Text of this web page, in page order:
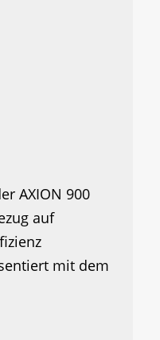
AXION 900
auf
mit dem